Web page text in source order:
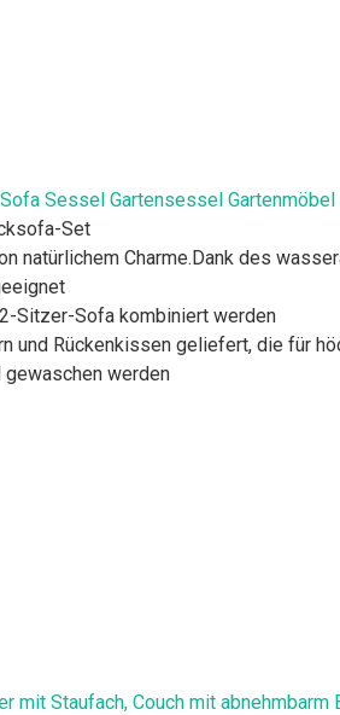
Sessel Gartensessel
Set
natürlichem Charme.Dank des
Sitzer-Sofa kombiniert werden
und Rückenkissen geliefert, die für
gewaschen werden
Staufach, Couch mit